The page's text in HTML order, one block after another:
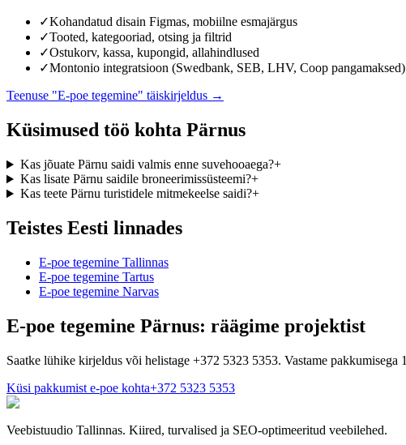
✓Kohandatud disain Figmas, mobiilne esmajärgus
✓Tooted, kategooriad, otsing ja filtrid
✓Ostukorv, kassa, kupongid, allahindlused
✓Montonio integratsioon (Swedbank, SEB, LHV, Coop pangamaksed)
Teenuse "E-poe tegemine" täiskirjeldus →
Küsimused töö kohta Pärnus
Kas jõuate Pärnu saidi valmis enne suvehooaega?+
Kas lisate Pärnu saidile broneerimissüsteemi?+
Kas teete Pärnu turistidele mitmekeelse saidi?+
Teistes Eesti linnades
E-poe tegemine Tallinnas
E-poe tegemine Tartus
E-poe tegemine Narvas
E-poe tegemine Pärnus: räägime projektist
Saatke lühike kirjeldus või helistage +372 5323 5353. Vastame pakkumisega
Küsi pakkumist e-poe kohta+372 5323 5353
Veebistuudio Tallinnas. Kiired, turvalised ja SEO-optimeeritud veebilehed.